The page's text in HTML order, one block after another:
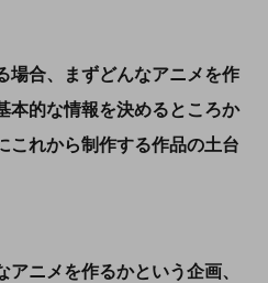
場合、まずどんなアニメを作
本的な情報を決めるところか
これから制作する作品の土台
アニメを作るかという企画、